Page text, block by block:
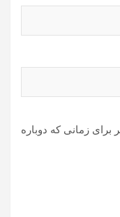
برای زمانی که دوباره